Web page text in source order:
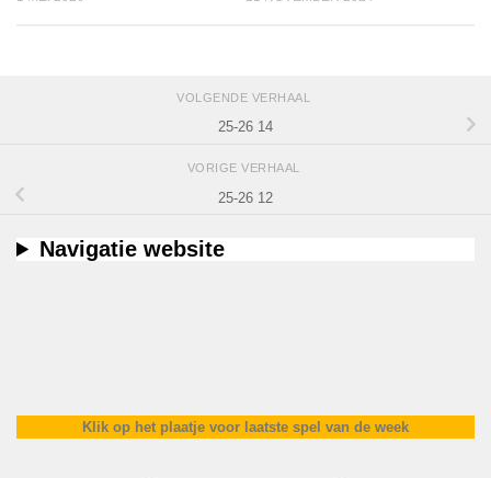
VOLGENDE VERHAAL
25-26 14
VORIGE VERHAAL
25-26 12
Navigatie website
Klik op het plaatje voor laatste spel van de week